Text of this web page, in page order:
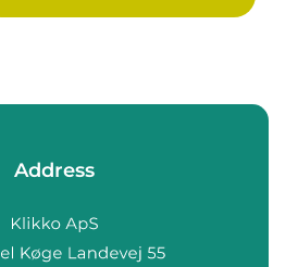
Address